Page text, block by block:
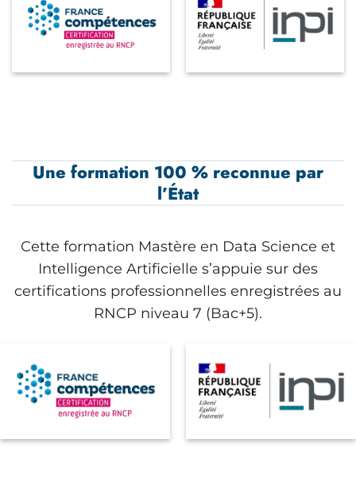
Une formation 100 % reconnue par
l’État
Cette formation Mastère en Data Science et
Intelligence Artificielle s’appuie sur des
certifications professionnelles enregistrées au
RNCP niveau 7 (Bac+5).